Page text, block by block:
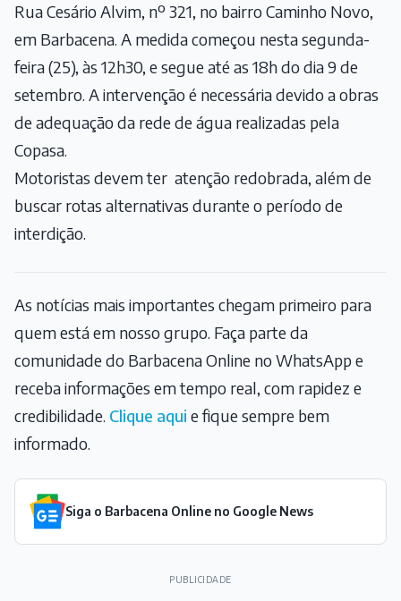
Rua Cesário Alvim, nº 321, no bairro Caminho Novo,
em Barbacena. A medida começou nesta segunda-
feira (25), às 12h30, e segue até as 18h do dia 9 de
setembro. A intervenção é necessária devido a obras
de adequação da rede de água realizadas pela
Copasa.
Motoristas devem ter atenção redobrada, além de
buscar rotas alternativas durante o período de
interdição.
As notícias mais importantes chegam primeiro para
quem está em nosso grupo. Faça parte da
comunidade do Barbacena Online no WhatsApp e
receba informações em tempo real, com rapidez e
credibilidade. Clique aqui e fique sempre bem
informado.
Siga o Barbacena Online no Google News
PUBLICIDADE